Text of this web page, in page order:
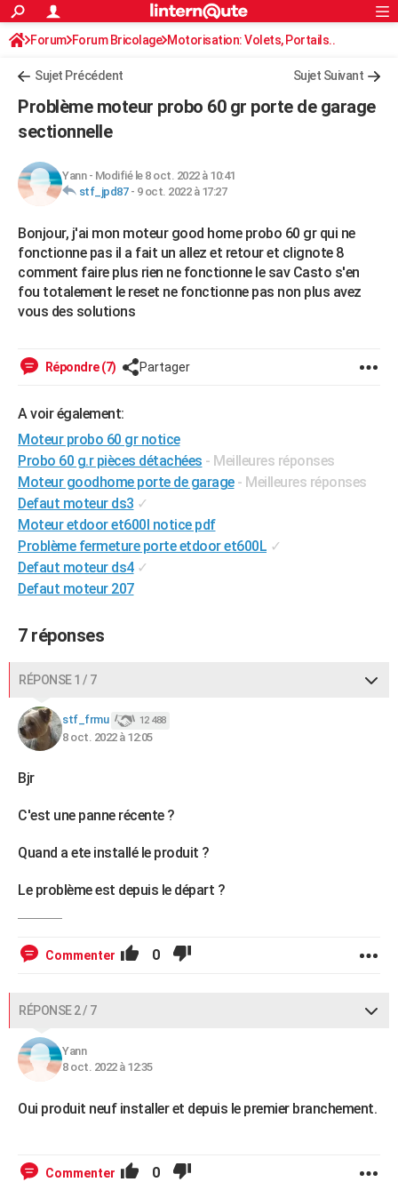
ACTUALITÉS
Politique
Société
Faits Divers
Education
Monde
Villes
+
Programme TV
Streaming
Sorties cinéma
Musique
FINANCE
Retraite
Impôts
Epargne
Immobilier
Risques naturels par ville
Banque
Assurance
Crédit
AUTO
Essais
Réserver un essai
Citadines
Berlines
SUV
Forum auto
+HIGH-TECH
Mobiles
Meilleur smartphone
Internet
Ordinateurs
Jeux vidéo
Guide high-tech
BRICOLAGE
Forum
Aménagement intérieur
Extérieur
Cuisine
Salle de bains
Jardinage
Rangement
WEEK-END
Guides de France
Escapades
Patrimoine
Expositions
Musées
Week-end nature
+LIFESTYLE
Alimentation
Guide de la santé
Maladies
Médicaments
Sommeil
Destinations
City break
Voyage nature
Voyage de noces
Forum
Climat
+PHOTO
GUIDES D'ACHAT
BONS PLANS
CARTE DE VOEUX
Carte de Noël
Carte Bonne année
Carte Saint-Valentin
Carte Pâques
Carte d'anniversaire
DICTIONNAIRE
Dictionnaire
Biographies
Citations
Expressions
Proverbes
PROGRAMME TV
COPAINS D'AVANT
AVIS DE DÉCÈS
FORUM
Bricolage
Lifestyle
Culture
Sport
Auto
Television
Voyage
Cinema
Rechercher
S'inscrire
Connexion
Forum Forum Bricolage Motorisation: Volets, Portails..
Sujet Précédent Sujet Suivant
Problème moteur probo 60 gr porte de garage
sectionnelle
Yann- Modifié le 8 oct. 2022 à 10:41
stf_jpd87- 9 oct. 2022 à 17:27
Bonjour, j'ai mon moteur good home probo 60 gr qui ne
fonctionne pas il a fait un allez et retour et clignote 8
comment faire plus rien ne fonctionne le sav Casto s'en
fou totalement le reset ne fonctionne pas non plus avez
vous des solutions
Répondre (7) Partager
A voir également:
Moteur probo 60 gr notice
Probo 60 g.r pièces détachées - Meilleures réponses
Moteur goodhome porte de garage - Meilleures réponses
Defaut moteur ds3 ✓
Moteur etdoor et600l notice pdf
Problème fermeture porte etdoor et600L ✓
Defaut moteur ds4 ✓
Defaut moteur 207
7 réponses
RÉPONSE 1 / 7
stf_frmu 12 488
8 oct. 2022 à 12:05
Bjr
C'est une panne récente ?
Quand a ete installé le produit ?
Le problème est depuis le départ ?
Commenter 0
RÉPONSE 2 / 7
Yann
8 oct. 2022 à 12:35
Oui produit neuf installer et depuis le premier branchement.
Commenter 0